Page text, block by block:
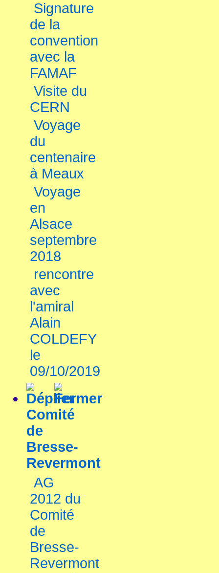
Signature
de la
convention
avec la
FAMAF
Visite du
CERN
Voyage
du
centenaire
à Meaux
Voyage
en
Alsace
septembre
2018
rencontre
avec
l'amiral
Alain
COLDEFY
le
09/10/2019
Comité
de
Bresse-
Revermont
AG
2012 du
Comité
de
Bresse-
Revermont